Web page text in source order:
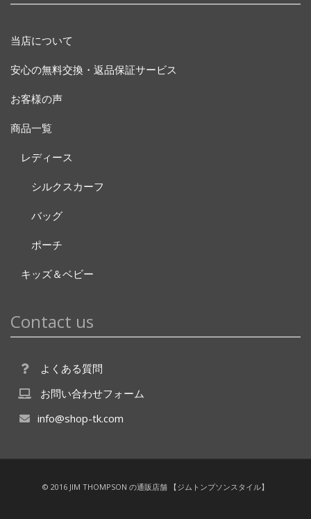
当店について
安心の無料交換・返品保証サービス
お客様の声
商品一覧
レディース
シルクスカーフ
バッグ
ポーチ
キッズ＆ベビー
Contact us
よくある質問
お問い合わせフォーム
info@shop-tk.com
© 2016 JIM THOMPSON の通販店舗 【ジムトンプソンスタイル】